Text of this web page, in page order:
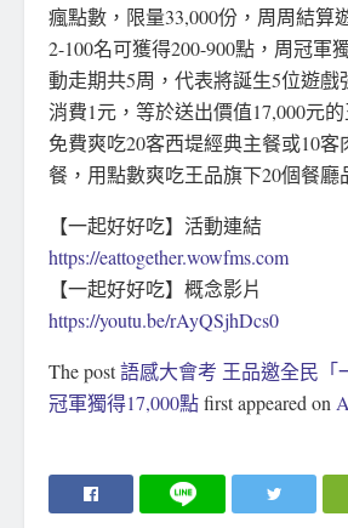
瘋點數，限量33,000份，周周結算
2-100名可獲得200-900點，周冠軍
動走期共5周，代表將誕生5位遊戲
消費1元，等於送出價值17,000元
免費爽吃20客西堤經典主餐或10客
餐，用點數爽吃王品旗下20個餐廳
【一起好好吃】活動連結
https://eattogether.wowfms.com
【一起好好吃】概念影片
https://youtu.be/rAyQSjhDcs0
The post語感大會考 王品邀全民「
冠軍獨得17,000點first appeared on